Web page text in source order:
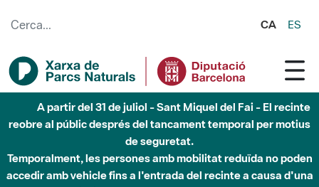
CA ES
A partir del 31 de juliol - Sant Miquel del Fai - El recinte
reobre al públic després del tancament temporal per motius
de seguretat.
Temporalment, les persones amb mobilitat reduïda no poden
accedir amb vehicle fins a l'entrada del recinte a causa d'una